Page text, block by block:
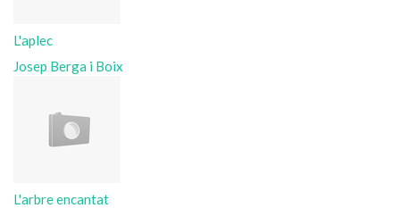
L'aplec
Josep Berga i Boix
L'arbre encantat